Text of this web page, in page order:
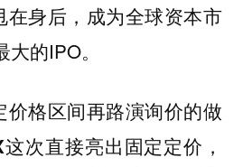
在身后，成为全球资本市
的IPO。
价格区间再路演询价的做
次直接亮出固定定价，